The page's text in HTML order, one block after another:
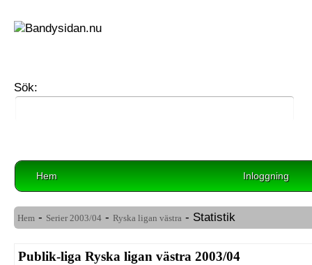
Sök:
Hem Inloggning
Hem - Serier 2003/04 - Ryska ligan västra - Statistik
Publik-liga Ryska ligan västra 2003/04